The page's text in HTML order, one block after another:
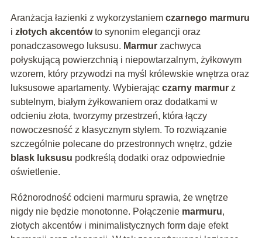
Aranżacja łazienki z wykorzystaniem czarnego marmuru
i złotych akcentówto synonim elegancji oraz
ponadczasowego luksusu. Marmurzachwyca
połyskującą powierzchnią i niepowtarzalnym, żyłkowym
wzorem, który przywodzi na myśl królewskie wnętrza oraz
luksusowe apartamenty. Wybierając czarny marmurz
subtelnym, białym żyłkowaniem oraz dodatkami w
odcieniu złota, tworzymy przestrzeń, która łączy
nowoczesność z klasycznym stylem. To rozwiązanie
szczególnie polecane do przestronnych wnętrz, gdzie
blask luksusu podkreślą dodatki oraz odpowiednie
oświetlenie.
Różnorodność odcieni marmuru sprawia, że wnętrze
nigdy nie będzie monotonne. Połączenie marmuru,
złotych akcentów i minimalistycznych form daje efekt